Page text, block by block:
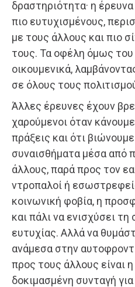
δραστηριότητα· η
πιο ευτυχισμένους,
με τους άλλους και πιο
τους. Τα οφέλη όμως του
οικουμενικά,
σε όλους τους
Άλλες έρευνες έχουν
χαρούμενοι όταν
πράξεις και ότι
συναισθήματα μέσα από
άλλους, παρά προς τον
ντροπαλοί ή
κοινωνική φοβία, η
και πάλι να ενισχύσει
ευτυχίας. Αλλά να
ανάμεσα στην
προς τους άλλους είναι
δοκιμασμένη συνταγή